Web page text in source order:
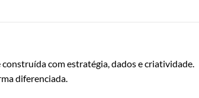
com estratégia, dados e criatividade.
diferenciada.